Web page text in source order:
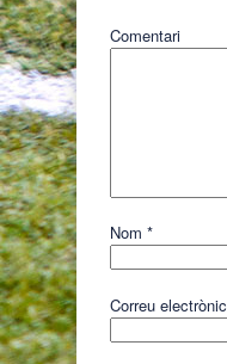
Comentari
Nom *
Correu electrònic